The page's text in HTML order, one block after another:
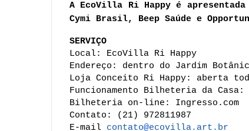
A EcoVilla Ri Happy é
Cymi Brasil, Beep Saúde e
SERVIÇO
Local: EcoVilla Ri Happy
Endereço: dentro do Jardim
Loja Conceito Ri Happy: aberta
Funcionamento Bilheteria da
Bilheteria on-line: Ingresso.com
Contato: (21) 972811987
E-mail contato@ecovilla.art.br